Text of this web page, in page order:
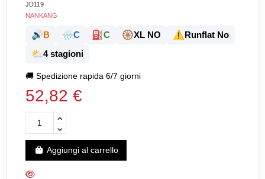
JD119
NANKANG
🔊 B 🌧️C ⛽C 🛞XL NO ⚠️ Runflat No
⛅4 stagioni
🚚Spedizione rapida 6/7 giorni
52,82 €
Aggiungi al carrello